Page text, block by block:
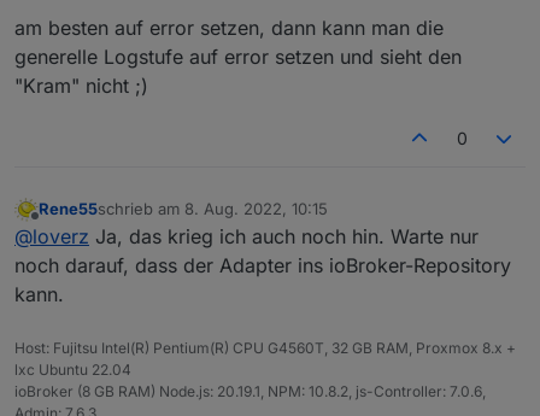
am besten auf error setzen, dann kann man die
generelle Logstufe auf error setzen und sieht den
"Kram" nicht ;)
0
Offline
Rene55schrieb am 8. Aug. 2022, 10:15
zuletzt editiert von
@loverz Ja, das krieg ich auch noch hin. Warte nur
noch darauf, dass der Adapter ins ioBroker-Repository
kann.
Host: Fujitsu Intel(R) Pentium(R) CPU G4560T, 32 GB RAM, Proxmox 8.x +
lxc Ubuntu 22.04
ioBroker (8 GB RAM) Node.js: 20.19.1, NPM: 10.8.2, js-Controller: 7.0.6,